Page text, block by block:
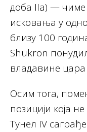
доба IIa) —
исковања у
близу 100
Shukron
владавине цара
Осим тога,
позицији која
Тунел IV